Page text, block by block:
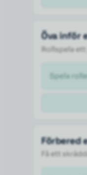
Öva inför
Rollspela
Spela
Förbered
Få ett